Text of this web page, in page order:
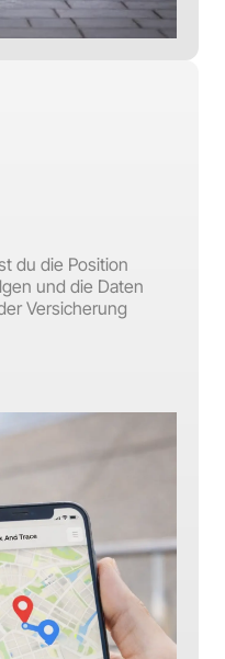
du die Position
und die Daten
Versicherung